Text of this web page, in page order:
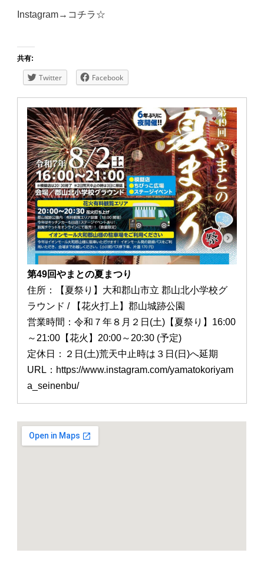
Instagram→ コチラ☆
共有:
Twitter Facebook
第49回やまとの夏まつり
住所：【夏祭り】大和郡山市立 郡山北小学校グ
ラウンド / 【花火打上】郡山城跡公園
営業時間：令和７年８月２日(土)【夏祭り】16:00
～21:00【花火】20:00～20:30 (予定)
定休日：２日(土)荒天中止時は３日(日)へ延期
URL：https://www.instagram.com/yamatokoriyam
a_seinenbu/